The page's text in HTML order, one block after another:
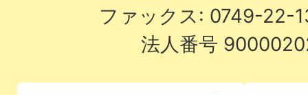
ファックス: 0749-22-
法人番号